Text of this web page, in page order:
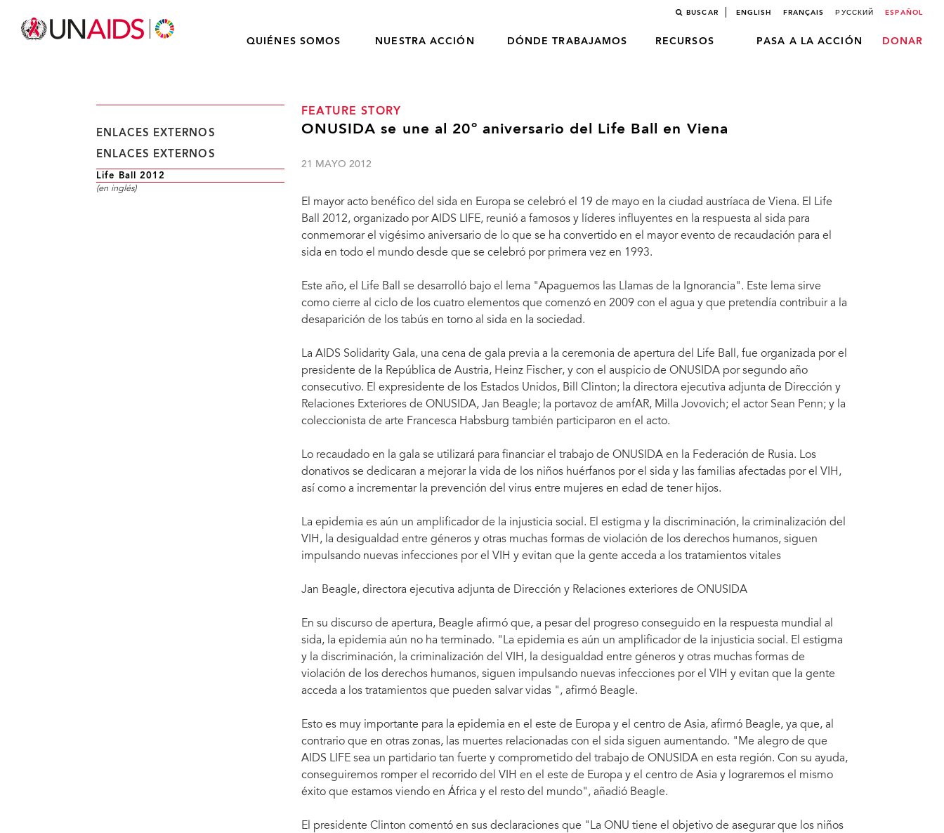
BUSCAR ENGLISH FRANÇAIS РУССКИЙ ESPAÑOL
QUIÉNES SOMOS NUESTRA ACCIÓN DÓNDE TRABAJAMOS RECURSOS PASA A LA ACCIÓN DONAR
FEATURE STORY
ONUSIDA se une al 20º aniversario del Life Ball en Viena
21 MAYO 2012
El mayor acto benéfico del sida en Europa se celebró el 19 de mayo en la ciudad austríaca de Viena. El Life
Ball 2012, organizado por AIDS LIFE, reunió a famosos y líderes influyentes en la respuesta al sida para
conmemorar el vigésimo aniversario de lo que se ha convertido en el mayor evento de recaudación para el
sida en todo el mundo desde que se celebró por primera vez en 1993.
Este año, el Life Ball se desarrolló bajo el lema "Apaguemos las Llamas de la Ignorancia". Este lema sirve
como cierre al ciclo de los cuatro elementos que comenzó en 2009 con el agua y que pretendía contribuir a la
desaparición de los tabús en torno al sida en la sociedad.
La AIDS Solidarity Gala, una cena de gala previa a la ceremonia de apertura del Life Ball, fue organizada por el
presidente de la República de Austria, Heinz Fischer, y con el auspicio de ONUSIDA por segundo año
consecutivo. El expresidente de los Estados Unidos, Bill Clinton; la directora ejecutiva adjunta de Dirección y
Relaciones Exteriores de ONUSIDA, Jan Beagle; la portavoz de amfAR, Milla Jovovich; el actor Sean Penn; y la
coleccionista de arte Francesca Habsburg también participaron en el acto.
Lo recaudado en la gala se utilizará para financiar el trabajo de ONUSIDA en la Federación de Rusia. Los
donativos se dedicaran a mejorar la vida de los niños huérfanos por el sida y las familias afectadas por el VIH,
así como a incrementar la prevención del virus entre mujeres en edad de tener hijos.
La epidemia es aún un amplificador de la injusticia social. El estigma y la discriminación, la criminalización del
VIH, la desigualdad entre géneros y otras muchas formas de violación de los derechos humanos, siguen
impulsando nuevas infecciones por el VIH y evitan que la gente acceda a los tratamientos vitales
Jan Beagle, directora ejecutiva adjunta de Dirección y Relaciones exteriores de ONUSIDA
En su discurso de apertura, Beagle afirmó que, a pesar del progreso conseguido en la respuesta mundial al
sida, la epidemia aún no ha terminado. "La epidemia es aún un amplificador de la injusticia social. El estigma
y la discriminación, la criminalización del VIH, la desigualdad entre géneros y otras muchas formas de
violación de los derechos humanos, siguen impulsando nuevas infecciones por el VIH y evitan que la gente
acceda a los tratamientos que pueden salvar vidas ", afirmó Beagle.
Esto es muy importante para la epidemia en el este de Europa y el centro de Asia, afirmó Beagle, ya que, al
contrario que en otras zonas, las muertes relacionadas con el sida siguen aumentando. "Me alegro de que
AIDS LIFE sea un partidario tan fuerte y comprometido del trabajo de ONUSIDA en esta región. Con su ayuda,
conseguiremos romper el recorrido del VIH en el este de Europa y el centro de Asia y lograremos el mismo
éxito que estamos viendo en África y el resto del mundo", añadió Beagle.
El presidente Clinton comentó en sus declaraciones que "La ONU tiene el objetivo de asegurar que los niños
ENLACES EXTERNOS
ENLACES EXTERNOS
Life Ball 2012
(en inglés)